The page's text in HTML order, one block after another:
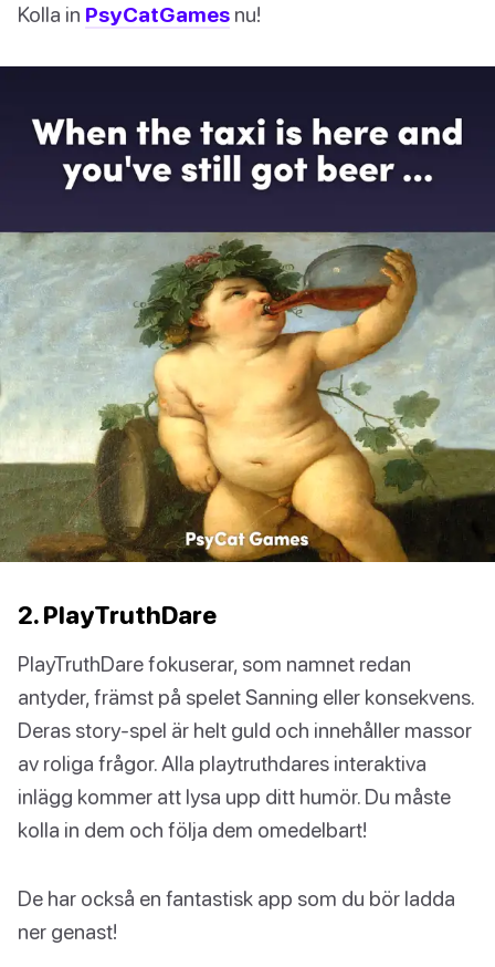
Kolla in PsyCatGames nu!
2. PlayTruthDare
PlayTruthDare fokuserar, som namnet redan
antyder, främst på spelet Sanning eller konsekvens.
Deras story-spel är helt guld och innehåller massor
av roliga frågor. Alla playtruthdares interaktiva
inlägg kommer att lysa upp ditt humör. Du måste
kolla in dem och följa dem omedelbart!
De har också en fantastisk app som du bör ladda
ner genast!